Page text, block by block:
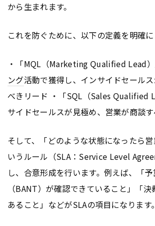
から生まれます。
これを防ぐために、以下の定義を明確に
・「MQL（Marketing Qualified Lead）
ング活動で獲得し、インサイドセール
べきリード ・「SQL（Sales Qualified
サイドセールスが見極め、営業が商談
そして、「どのような状態になったら
いうルール（SLA：Service Level
し、合意形成を行います。例えば、「
（BANT）が確認できていること」「
あること」などがSLAの項目になります。